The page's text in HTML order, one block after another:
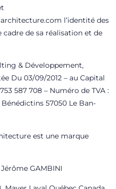
l’identité des
de sa réalisation et de
& Développement,
Du 03/09/2012 – au Capital
587 708 – Numéro de TVA :
Bénédictins 57050 Le Ban-
est une marque
GAMBINI